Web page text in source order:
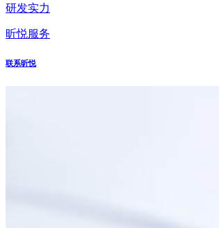
研发实力
昕悦服务
联系昕悦